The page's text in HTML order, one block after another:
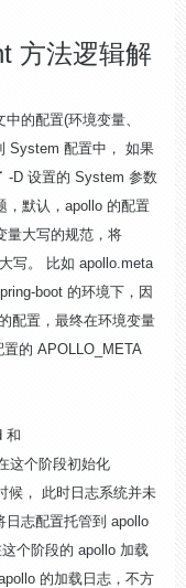
方法逻辑解
的配置(环境变量、
System 配置中， 如果
-D 设置的 System 参数
，默认，apollo 的配置
量大写的规范，将
写。 比如 apollo.meta
boot 的环境下，因
配置，最终在环境变量
的 APOLLO_META
和
这个阶段初始化
候， 此时日志系统并未
日志配置托管到 apollo
个阶段的 apollo 加载
的加载日志，不方